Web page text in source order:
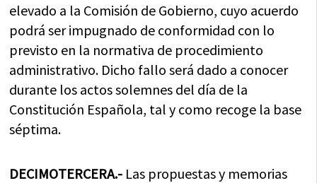
elevado a la Comisión de Gobierno, cuyo acuerdo
podrá ser impugnado de conformidad con lo
previsto en la normativa de procedimiento
administrativo. Dicho fallo será dado a conocer
durante los actos solemnes del día de la
Constitución Española, tal y como recoge la base
séptima.
DECIMOTERCERA.- Las propuestas y memorias